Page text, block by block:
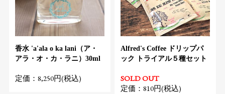
香水 'a'ala o ka lani（ア・
アラ・オ・カ・ラニ）30ml
定価：8,250円(税込)
Alfred's Coffee ドリップパ
ック トライアル５種セット
SOLD OUT
定価：810円(税込)